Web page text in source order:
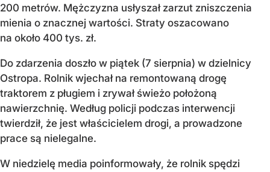
200 metrów. Mężczyzna usłyszał zarzut zniszczenia
mienia o znacznej wartości. Straty oszacowano
na około 400 tys. zł.
Do zdarzenia doszło w piątek (7 sierpnia) w dzielnicy
Ostropa. Rolnik wjechał na remontowaną drogę
traktorem z pługiem i zrywał świeżo położoną
nawierzchnię. Według policji podczas interwencji
twierdził, że jest właścicielem drogi, a prowadzone
prace są nielegalne.
W niedzielę media poinformowały, że rolnik spędzi